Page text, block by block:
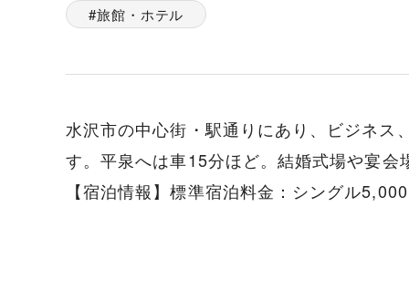
旅館・ホテル
水沢市の中心街・駅通りにあり、ビジネ
す。平泉へは車15分ほど。結婚式場や宴
【宿泊情報】標準宿泊料金：シングル